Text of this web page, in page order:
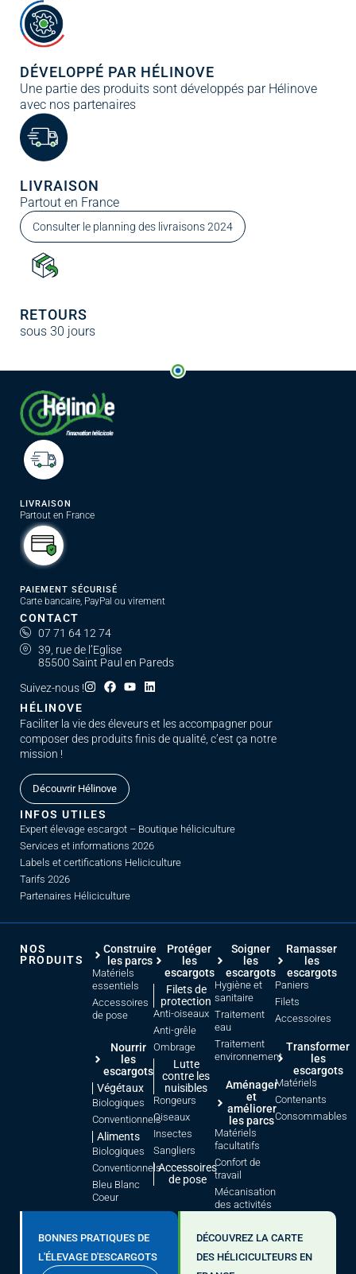
DÉVELOPPÉ PAR HÉLINOVE
Une partie des produits sont développés par Hélinove
avec nos partenaires
LIVRAISON
Partout en France
Consulter le planning des livraisons 2024
RETOURS
sous 30 jours
LIVRAISON
Partout en France
PAIEMENT SÉCURISÉ
Carte bancaire, PayPal ou virement
CONTACT
07 71 64 12 74
39, rue de l’Eglise
85500 Saint Paul en Pareds
Suivez-nous !
HÉLINOVE
Faciliter la vie des éleveurs et les accompagner pour
composer des produits finis de qualité, c’est ça notre
mission !
Découvrir Hélinove
INFOS UTILES
Expert élevage escargot – Boutique héliciculture
Services et informations 2026
Labels et certifications Heliciculture
Tarifs 2026
Partenaires Héliciculture
BONNES PRATIQUES DE
L'ÉLEVAGE D'ESCARGOTS
DÉCOUVREZ LA CARTE
DES HÉLICICULTEURS EN
NOS
PRODUITS
Construire
les parcs
Matériels
essentiels
Accessoires
de pose
Nourrir
les
escargots
Végétaux
Biologiques
Conventionnels
Aliments
Biologiques
Conventionnels
Bleu Blanc
Coeur
Protéger
les
escargots
Filets de
protection
Anti-oiseaux
Anti-grêle
Ombrage
Lutte
contre les
nuisibles
Rongeurs
Oiseaux
Insectes
Sangliers
Accessoires
de pose
Soigner
les
escargots
Hygiène et
sanitaire
Traitement
eau
Traitement
environnement
Aménager
et
améliorer
les parcs
Matériels
facultatifs
Confort de
travail
Mécanisation
des activités
Ramasser
les
escargots
Paniers
Filets
Accessoires
Transformer
les
escargots
Matériels
Contenants
Consommables